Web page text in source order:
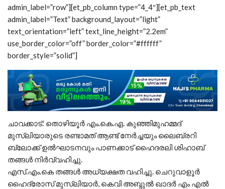
admin_label=”row”][et_pb_column type=”4_4″][et_pb_text
admin_label=”Text” background_layout=”light”
text_orientation=”left” text_line_height=”2.2em”
use_border_color=”off” border_color=”#ffffff”
border_style=”solid”]
ചാവക്കാട്: തൊഴിയൂർ എം.കെ.എ. കുഞ്ഞിമുഹമ്മദ്
മുസ്‌ലിയാരുടെ രണ്ടാമത് ആണ്ട് നേർച്ചയും ലൈബ്രറി
ബ്ലോക്ക് ഉൽഘാടനവും പാണക്കാട് ഹൈദരലി ശിഹാബ്
തങ്ങൾ നിർവ്വഹിച്ചു.
എസ്.എം.കെ തങ്ങൾ അധ്യക്ഷത വഹിച്ചു. ചെറുവാളൂർ
ഹൈദ്രോസ് മുസ്ലിയാർ, കെവി അബ്ദുൽ ഖാദർ എം എൽ